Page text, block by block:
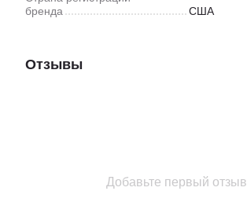
бренда
США
Отзывы
Добавьте первый отзыв